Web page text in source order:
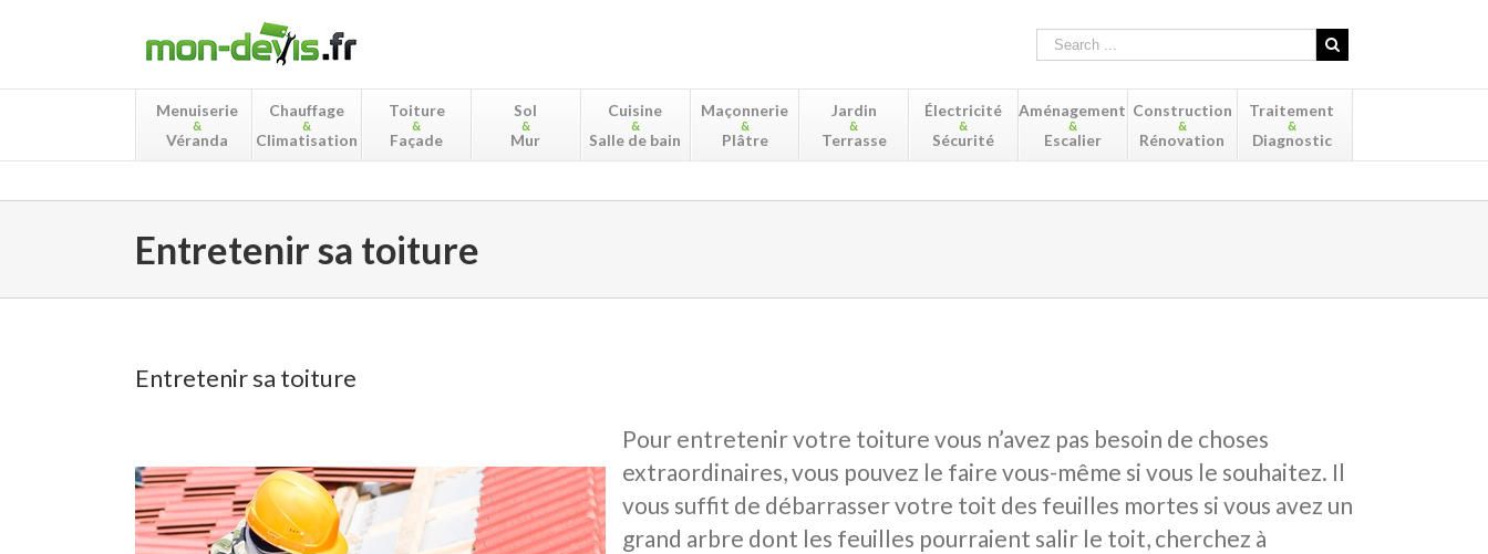
Entretenir sa toiture
Entretenir sa toiture
Pour entretenir votre toiture vous n’avez pas besoin de choses
extraordinaires, vous pouvez le faire vous-même si vous le souhaitez. Il
vous suffit de débarrasser votre toit des feuilles mortes si vous avez un
grand arbre dont les feuilles pourraient salir le toit, cherchez à
Menuiserie
&
Véranda
Chauffage
&
Climatisation
Toiture
&
Façade
Sol
&
Mur
Cuisine
&
Salle de bain
Maçonnerie
&
Plâtre
Jardin
&
Terrasse
Électricité
&
Sécurité
Aménagement
&
Escalier
Construction
&
Rénovation
Traitement
&
Diagnostic